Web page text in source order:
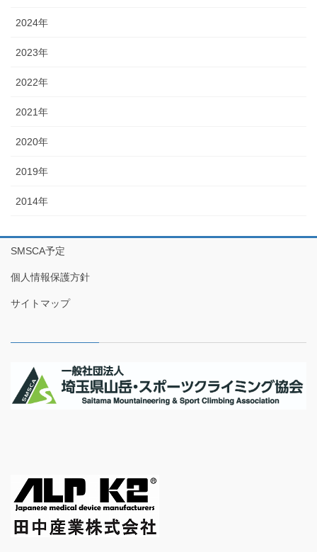
2024年
2023年
2022年
2021年
2020年
2019年
2014年
SMSCA予定
個人情報保護方針
サイトマップ